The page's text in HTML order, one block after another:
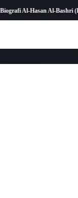
Al-Hasan Al-Bashri (Bag. 1)